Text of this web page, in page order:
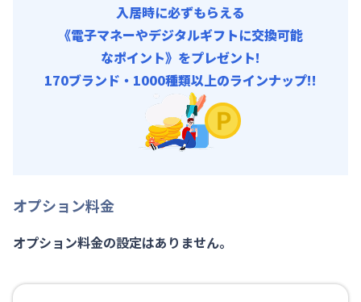
入居時に必ずもらえる
《電子マネーやデジタルギフトに交換可能
なポイント》をプレゼント!
170ブランド・1000種類以上のラインナップ!!
オプション料金
オプション料金の設定はありません。